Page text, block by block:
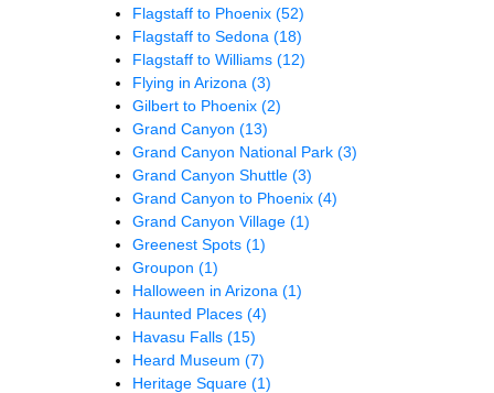
Flagstaff to Phoenix (52)
Flagstaff to Sedona (18)
Flagstaff to Williams (12)
Flying in Arizona (3)
Gilbert to Phoenix (2)
Grand Canyon (13)
Grand Canyon National Park (3)
Grand Canyon Shuttle (3)
Grand Canyon to Phoenix (4)
Grand Canyon Village (1)
Greenest Spots (1)
Groupon (1)
Halloween in Arizona (1)
Haunted Places (4)
Havasu Falls (15)
Heard Museum (7)
Heritage Square (1)